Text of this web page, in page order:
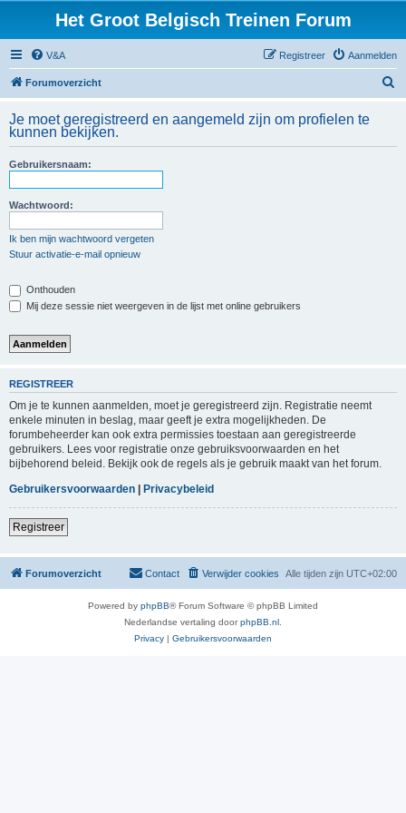
Het Groot Belgisch Treinen Forum
V&A Aanmelden
Registreer
Forumoverzicht
k
Je moet geregistreerd en aangemeld zijn om profielen te
kunnen bekijken.
Gebruikersnaam:
Wachtwoord:
Ik ben mijn wachtwoord vergeten
Stuur activatie-e-mail opnieuw
Onthouden
Mij deze sessie niet weergeven in de lijst met online gebruikers
REGISTREER
Om je te kunnen aanmelden, moet je geregistreerd zijn. Registratie neemt
enkele minuten in beslag, maar geeft je extra mogelijkheden. De
forumbeheerder kan ook extra permissies toestaan aan geregistreerde
gebruikers. Lees voor registratie onze gebruiksvoorwaarden en het
bijbehorend beleid. Bekijk ook de regels als je gebruik maakt van het forum.
Gebruikersvoorwaarden | Privacybeleid
Registreer
Forumoverzicht Alle tijden zijn UTC+02:00
Verwijder cookies
Contact
Powered by phpBB® Forum Software © phpBB Limited
Nederlandse vertaling doorphpBB.nl
Privacy | Gebruikersvoorwaarden